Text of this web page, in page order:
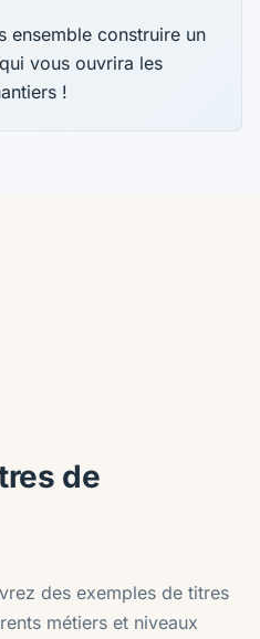
ensemble construire un
vous ouvrira les
!
de
des exemples de titres
métiers et niveaux